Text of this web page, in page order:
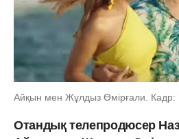
Айқын мен Жұлдыз Өмірғали. Кадр:
Отандық телепродюсер